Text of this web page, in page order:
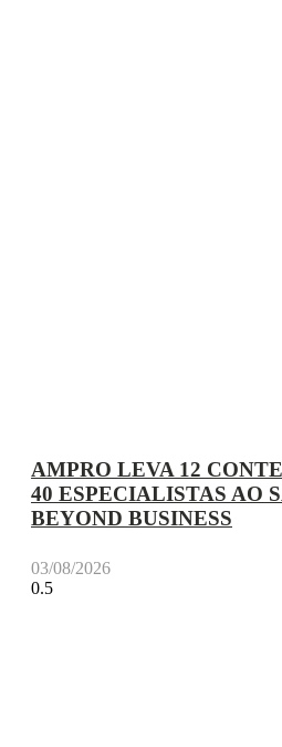
AMPRO LEVA 12
40 ESPECIALISTAS AO
BEYOND BUSINESS
03/08/2026